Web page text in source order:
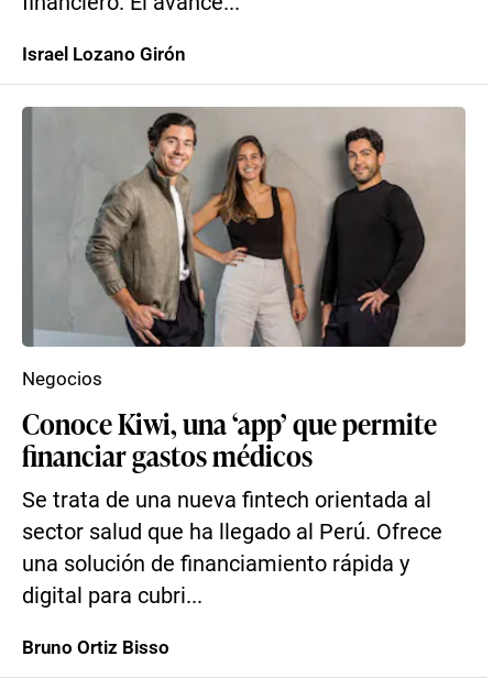
Israel Lozano Girón
Conoce Kiwi, una ‘app’ que permite
financiar gastos médicos
Se trata de una nueva fintech orientada al
sector salud que ha llegado al Perú. Ofrece
una solución de financiamiento rápida y
digital para cubri...
Negocios
Bruno Ortiz Bisso